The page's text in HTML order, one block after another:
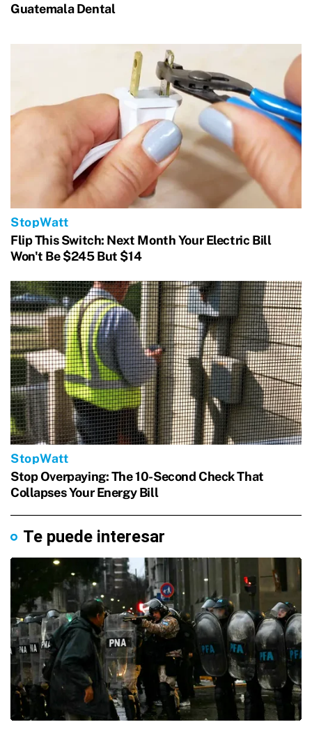
Te puede interesar